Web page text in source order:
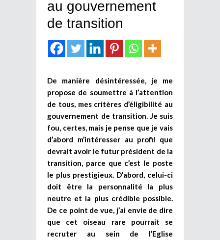
au gouvernement
de transition
De manière désintéressée, je me
propose de soumettre à l’attention
de tous, mes critères d’éligibilité au
gouvernement de transition. Je suis
fou, certes, mais je pense que je vais
d’abord m’intéresser au profil que
devrait avoir le futur président de la
transition, parce que c’est le poste
le plus prestigieux. D’abord, celui-ci
doit être la personnalité la plus
neutre et la plus crédible possible.
De ce point de vue, j’ai envie de dire
que cet oiseau rare pourrait se
recruter au sein de l’Eglise